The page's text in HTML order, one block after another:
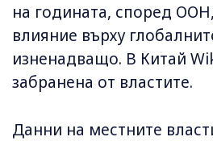
на годината, според
влияние върху
изненадващо. В Китай
забранена от властите.
Данни на местните